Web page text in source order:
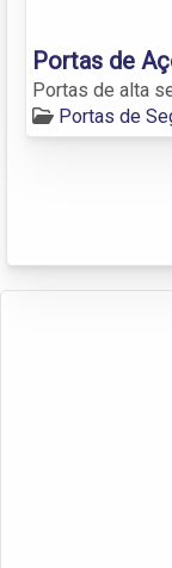
Portas de
Portas de alta
Portas de